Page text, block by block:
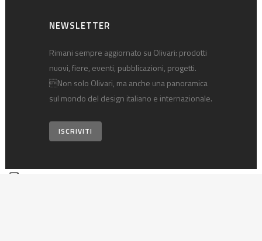
NEWSLETTER
Rimani sempre aggiornato su Olivari: prodotti
nuovi, fiere, eventi, pubblicazioni, progetti.
Non solo Olivari, ma anche una panoramica
sul mondo del design italiano e internazionale.
ISCRIVITI